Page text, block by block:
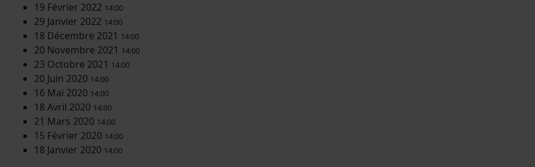
19 Février 2022 14:00
29 Janvier 2022 14:00
18 Décembre 2021 14:00
20 Novembre 2021 14:00
23 Octobre 2021 14:00
20 Juin 2020 14:00
16 Mai 2020 14:00
18 Avril 2020 14:00
21 Mars 2020 14:00
15 Février 2020 14:00
18 Janvier 2020 14:00